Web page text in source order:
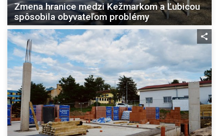
Zmena hranice medzi Kežmarkom a Ľubicou
spôsobila obyvateľom problémy